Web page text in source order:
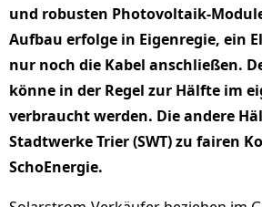
und robusten Photovoltaik-
Aufbau erfolge in Eigenregie, ein
nur noch die Kabel anschließen.
könne in der Regel zur Hälfte im
verbraucht werden. Die andere
Stadtwerke Trier (SWT) zu fairen
SchoEnergie.